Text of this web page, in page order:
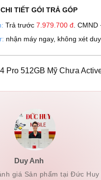
CHI TIẾT GÓI TRẢ GÓP
Trả trước 7.979.700 đ .
nhận máy ngay, không xét
Pro 512GB Mỹ Chưa
Duy Anh
giá Sản phẩm tại Đức Huy